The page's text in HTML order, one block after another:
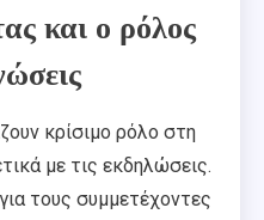
και ο ρόλος
κρίσιμο ρόλο στη
με τις εκδηλώσεις.
τους συμμετέχοντες